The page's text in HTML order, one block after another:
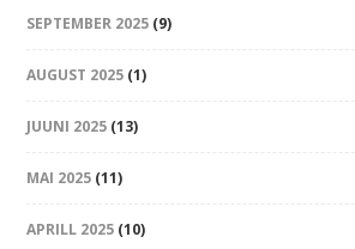
SEPTEMBER 2025 (9)
AUGUST 2025 (1)
JUUNI 2025 (13)
MAI 2025 (11)
APRILL 2025 (10)